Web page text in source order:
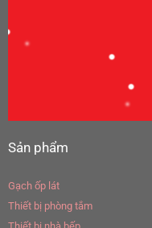
Sản phẩm
Gạch ốp lát
Thiết bị phòng tắm